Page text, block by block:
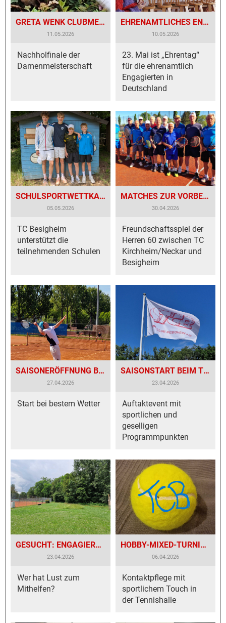
GRETA WENK CLUBMEISTERIN 2025
11.05.2026
Nachholfinale der
Damenmeisterschaft
EHRENAMTLICHES ENGAGEMENT DIE LEBENSADER FÜR DEN TC BESIGHEIM
10.05.2026
23. Mai ist „Ehrentag“
für die ehrenamtlich
Engagierten in
Deutschland
SCHULSPORTWETTKAMPF „JUGEND TRAINIERT“ ZU GAST IN BESIGHEIM
05.05.2026
TC Besigheim
unterstützt die
teilnehmenden Schulen
MATCHES ZUR VORBEREITUNG AUF DIE SPIELRUNDE
30.04.2026
Freundschaftsspiel der
Herren 60 zwischen TC
Kirchheim/Neckar und
Besigheim
SAISONERÖFFNUNG BEIM TENNISCLUB BESIGHEIM
27.04.2026
Start bei bestem Wetter
SAISONSTART BEIM TENNISCLUB BESIGHEIM
23.04.2026
Auftaktevent mit
sportlichen und
geselligen
Programmpunkten
GESUCHT: ENGAGIERTE „GREENTEAM“-VERSTÄRKUNG
23.04.2026
Wer hat Lust zum
Mithelfen?
HOBBY-MIXED-TURNIER MIT TRADITION
06.04.2026
Kontaktpflege mit
sportlichem Touch in
der Tennishalle